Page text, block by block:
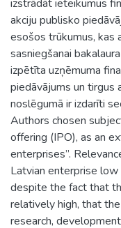
izstrādāt ieteikumus
akciju publisko
esošos trūkumus, kas
sasniegšanai
izpētīta uzņēmuma
piedāvājums un tirgus
noslēgumā ir izdarīti
Authors chosen
offering (IPO), as an
enterprises”.
Latvian enterprise
despite the fact that
relatively high, that
research,